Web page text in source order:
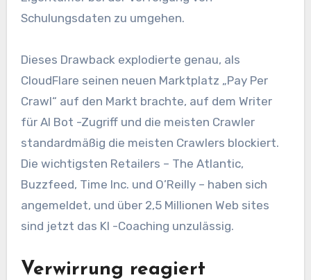
Schulungsdaten zu umgehen.
Dieses Drawback explodierte genau, als
CloudFlare seinen neuen Marktplatz „Pay Per
Crawl“ auf den Markt brachte, auf dem Writer
für AI Bot -Zugriff und die meisten Crawler
standardmäßig die meisten Crawlers blockiert.
Die wichtigsten Retailers – The Atlantic,
Buzzfeed, Time Inc. und O’Reilly – haben sich
angemeldet, und über 2,5 Millionen Web sites
sind jetzt das KI -Coaching unzulässig.
Verwirrung reagiert